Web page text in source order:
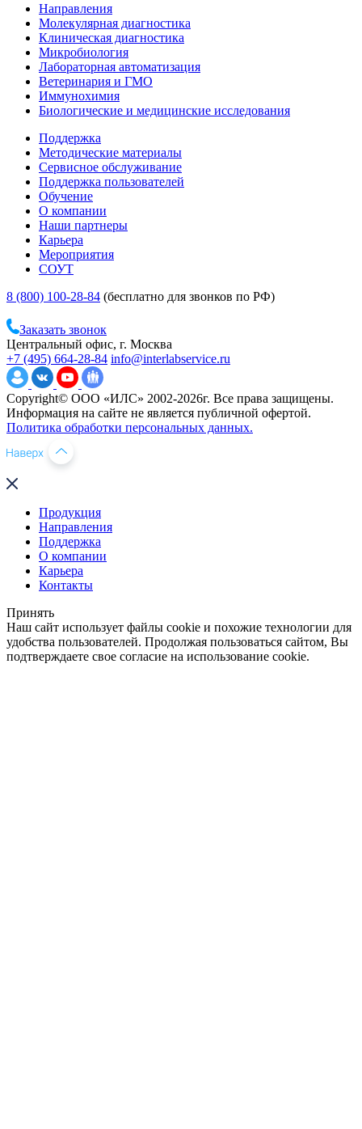
Направления
Молекулярная диагностика
Клиническая диагностика
Микробиология
Лабораторная автоматизация
Ветеринария и ГМО
Иммунохимия
Биологические и медицинские исследования
Поддержка
Методические материалы
Сервисное обслуживание
Поддержка пользователей
Обучение
О компании
Наши партнеры
Карьера
Мероприятия
СОУТ
8 (800) 100-28-84 (бесплатно для звонков по РФ)
Заказать звонок
Центральный офис, г. Москва
+7 (495) 664-28-84 info@interlabservice.ru
Copyright© ООО «ИЛС» 2002-2026г. Все права защищены.
Информация на сайте не является публичной офертой.
Политика обработки персональных данных.
Продукция
Направления
Поддержка
О компании
Карьера
Контакты
Принять
Наш сайт использует файлы cookie и похожие технологии для
удобства пользователей. Продолжая пользоваться сайтом, Вы
подтверждаете свое согласие на использование cookie.